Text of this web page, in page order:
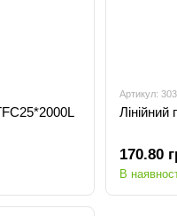
Артикул:
170.80
В